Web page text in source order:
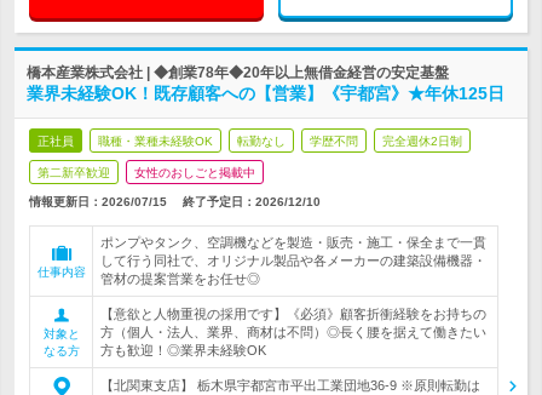
橋本産業株式会社 | ◆創業78年◆20年以上無借金経営の安定基盤
業界未経験OK！既存顧客への【営業】《宇都宮》★年休125日
正社員 職種・業種未経験OK 転勤なし 学歴不問 完全週休2日制
第二新卒歓迎 女性のおしごと掲載中
情報更新日：2026/07/15 終了予定日： 2026/12/10
仕事内容
ポンプやタンク、空調機などを製造・販売・施工・保全まで一貫
して行う同社で、オリジナル製品や各メーカーの建築設備機器・
管材の提案営業をお任せ◎
対象と
なる方
【意欲と人物重視の採用です】《必須》顧客折衝経験をお持ちの
方（個人・法人、業界、商材は不問）◎長く腰を据えて働きたい
方も歓迎！◎業界未経験OK
【北関東支店】 栃木県宇都宮市平出工業団地36-9 ※原則転勤は